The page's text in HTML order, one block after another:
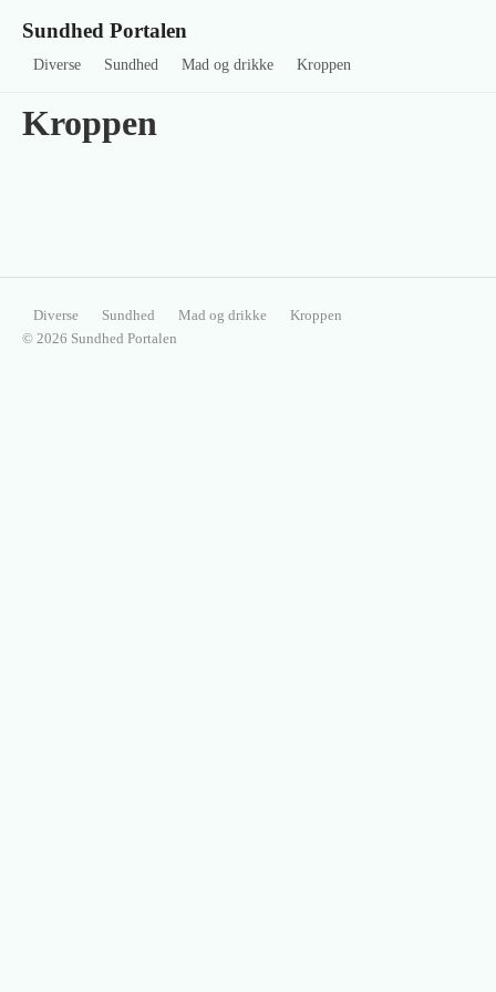
Sundhed Portalen
Diverse Sundhed Mad og drikke Kroppen
Kroppen
Diverse Sundhed Mad og drikke
Kroppen
© 2026 Sundhed Portalen